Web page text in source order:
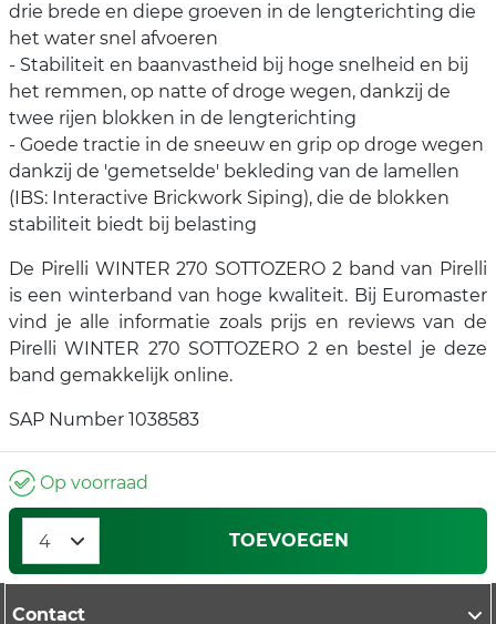
drie brede en diepe groeven in de lengterichting die
het water snel afvoeren
- Stabiliteit en baanvastheid bij hoge snelheid en bij
het remmen, op natte of droge wegen, dankzij de
twee rijen blokken in de lengterichting
- Goede tractie in de sneeuw en grip op droge wegen
dankzij de 'gemetselde' bekleding van de lamellen
(IBS: Interactive Brickwork Siping), die de blokken
stabiliteit biedt bij belasting
De Pirelli WINTER 270 SOTTOZERO 2 band van Pirelli
is een winterband van hoge kwaliteit. Bij Euromaster
vind je alle informatie zoals prijs en reviews van de
Pirelli WINTER 270 SOTTOZERO 2 en bestel je deze
band gemakkelijk online.
SAP Number 1038583
Op voorraad
TOEVOEGEN
Contact